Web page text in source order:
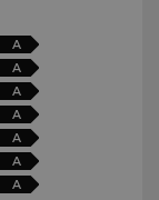
A
A
A
A
A
A
A